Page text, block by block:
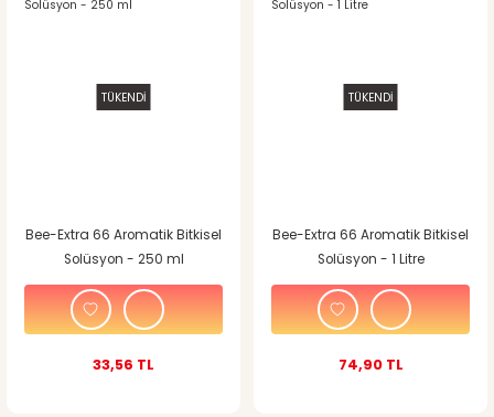
TÜKENDİ
Bee-Extra 66 Aromatik Bitkisel
Solüsyon - 250 ml
33,56 TL
TÜKENDİ
Bee-Extra 66 Aromatik Bitkisel
Solüsyon - 1 Litre
74,90 TL